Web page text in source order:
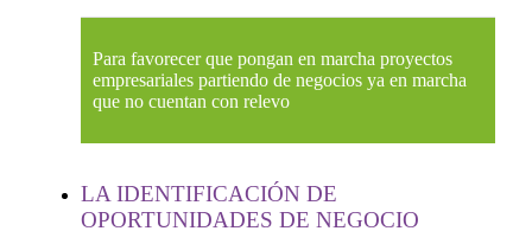
Para favorecer que pongan en marcha proyectos
empresariales partiendo de negocios ya en marcha
que no cuentan con relevo
LA IDENTIFICACIÓN DE
OPORTUNIDADES DE NEGOCIO